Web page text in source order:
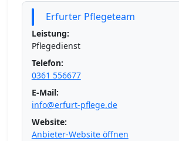
Erfurter Pflegeteam
Leistung:
Pflegedienst
Telefon:
0361 556677
E-Mail:
info@erfurt-pflege.de
Website:
Anbieter-Website öffnen